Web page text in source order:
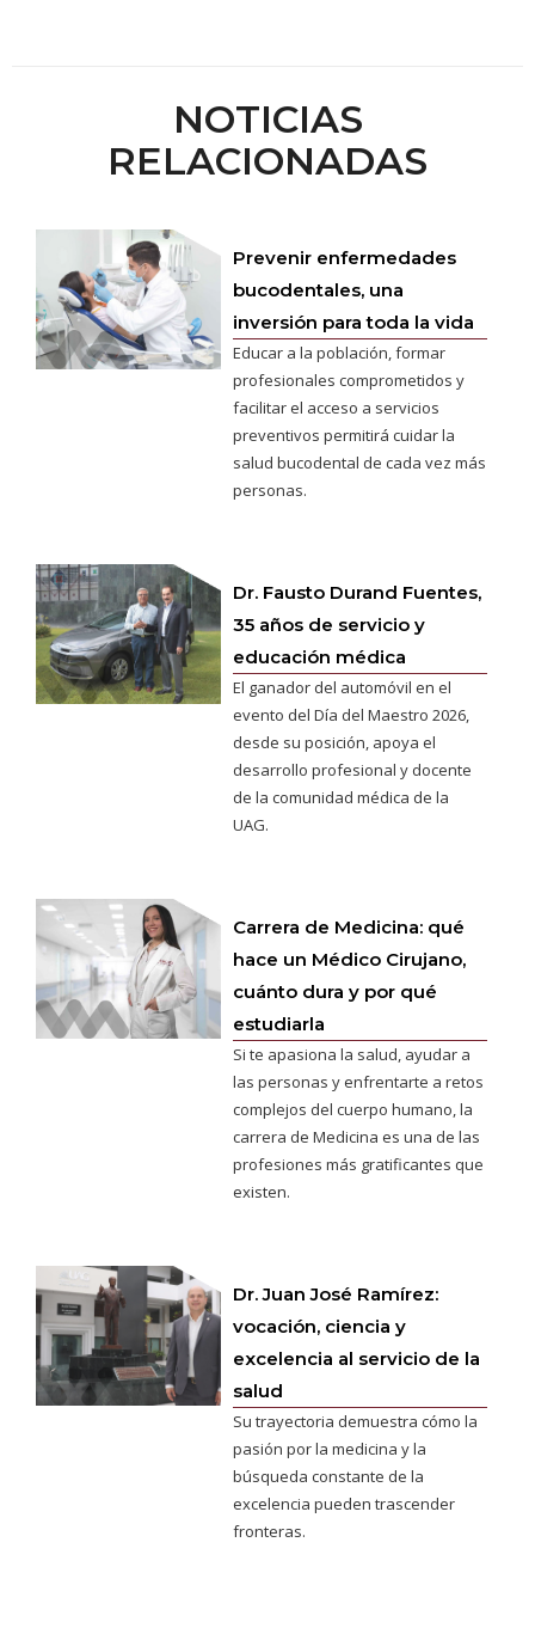
NOTICIAS
RELACIONADAS
Prevenir enfermedades
bucodentales, una
inversión para toda la vida
Educar a la población, formar
profesionales comprometidos y
facilitar el acceso a servicios
preventivos permitirá cuidar la
salud bucodental de cada vez más
personas.
Dr. Fausto Durand Fuentes,
35 años de servicio y
educación médica
El ganador del automóvil en el
evento del Día del Maestro 2026,
desde su posición, apoya el
desarrollo profesional y docente
de la comunidad médica de la
UAG.
Carrera de Medicina: qué
hace un Médico Cirujano,
cuánto dura y por qué
estudiarla
Si te apasiona la salud, ayudar a
las personas y enfrentarte a retos
complejos del cuerpo humano, la
carrera de Medicina es una de las
profesiones más gratificantes que
existen.
Dr. Juan José Ramírez:
vocación, ciencia y
excelencia al servicio de la
salud
Su trayectoria demuestra cómo la
pasión por la medicina y la
búsqueda constante de la
excelencia pueden trascender
fronteras.